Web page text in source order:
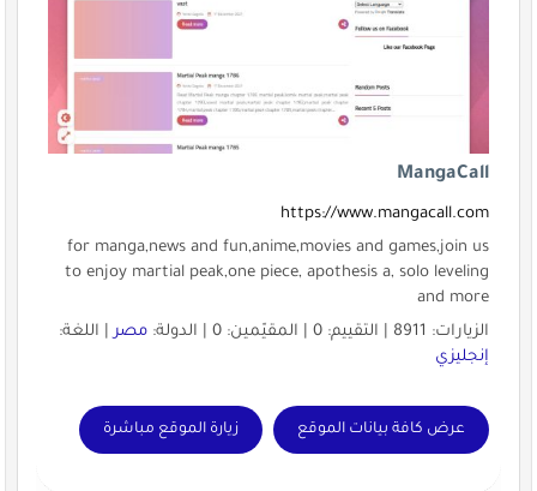
MangaCall
https://www.mangacall.com
for manga,news and fun,anime,movies and games,join us
to enjoy martial peak,one piece, apothesis a, solo leveling
and more
الزيارات: 8911 | التقييم: 0 | المقيّمين: 0 | الدولة:
مصر| اللغة:
إنجليزي
عرض كافة بيانات الموقع زيارة الموقع مباشرة